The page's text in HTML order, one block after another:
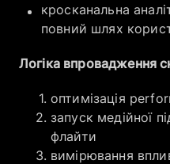
кросканальна
повний шлях
Логіка впровадження
оптимізація
запуск медійної
флайти
вимірювання